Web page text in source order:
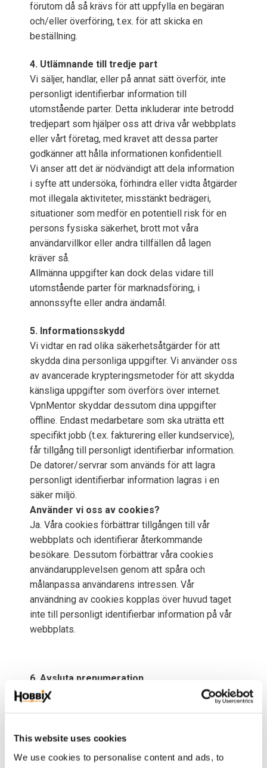
This website uses cookies
We use cookies to personalise content and ads, to
förutom då så krävs för att uppfylla en begäran
och/eller överföring, t.ex. för att skicka en
beställning.
4. Utlämnande till tredje part
Vi säljer, handlar, eller på annat sätt överför, inte
personligt identifierbar information till
utomstående parter. Detta inkluderar inte betrodd
tredjepart som hjälper oss att driva vår webbplats
eller vårt företag, med kravet att dessa parter
godkänner att hålla informationen konfidentiell.
Vi anser att det är nödvändigt att dela information
i syfte att undersöka, förhindra eller vidta åtgärder
mot illegala aktiviteter, misstänkt bedrägeri,
situationer som medför en potentiell risk för en
persons fysiska säkerhet, brott mot våra
användarvillkor eller andra tillfällen då lagen
kräver så.
Allmänna uppgifter kan dock delas vidare till
utomstående parter för marknadsföring, i
annonssyfte eller andra ändamål.
5. Informationsskydd
Vi vidtar en rad olika säkerhetsåtgärder för att
skydda dina personliga uppgifter. Vi använder oss
av avancerade krypteringsmetoder för att skydda
känsliga uppgifter som överförs över internet.
VpnMentor skyddar dessutom dina uppgifter
offline. Endast medarbetare som ska uträtta ett
specifikt jobb (t.ex. fakturering eller kundservice),
får tillgång till personligt identifierbar information.
De datorer/servrar som används för att lagra
personligt identifierbar information lagras i en
säker miljö.
Använder vi oss av cookies?
Ja. Våra cookies förbättrar tillgången till vår
webbplats och identifierar återkommande
besökare. Dessutom förbättrar våra cookies
användarupplevelsen genom att spåra och
målanpassa användarens intressen. Vår
användning av cookies kopplas över huvud taget
inte till personligt identifierbar information på vår
webbplats.
6. Avsluta prenumeration
Vi använder den e-postadress du förser oss med
för att skicka information och uppdateringar som
relaterad produktinformation etc. Om du inte
längre vill ta emot sådana meddelanden hittar du